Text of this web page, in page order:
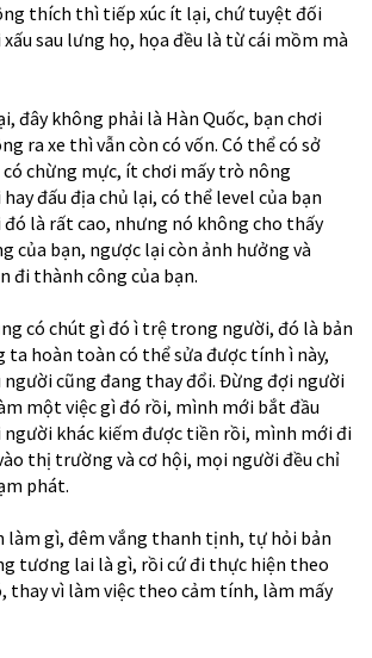
thích thì tiếp xúc ít lại, chứ tuyệt đối
sau lưng họ, họa đều là từ cái mồm mà
đây không phải là Hàn Quốc, bạn chơi
ra xe thì vẫn còn có vốn. Có thể có sở
chừng mực, ít chơi mấy trò nông
đấu địa chủ lại, có thể level của bạn
là rất cao, nhưng nó không cho thấy
của bạn, ngược lại còn ảnh hưởng và
đi thành công của bạn.
có chút gì đó ì trệ trong người, đó là bản
ta hoàn toàn có thể sửa được tính ì này,
người cũng đang thay đổi. Đừng đợi người
một việc gì đó rồi, mình mới bắt đầu
khác kiếm được tiền rồi, mình mới đi
thị trường và cơ hội, mọi người đều chỉ
phát.
làm gì, đêm vắng thanh tịnh, tự hỏi bản
tương lai là gì, rồi cứ đi thực hiện theo
thay vì làm việc theo cảm tính, làm mấy